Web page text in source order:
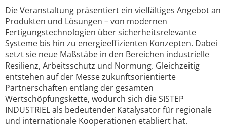
Die Veranstaltung präsentiert ein vielfältiges Angebot an
Produkten und Lösungen – von modernen
Fertigungstechnologien über sicherheitsrelevante
Systeme bis hin zu energieeffizienten Konzepten. Dabei
setzt sie neue Maßstäbe in den Bereichen industrielle
Resilienz, Arbeitsschutz und Normung. Gleichzeitig
entstehen auf der Messe zukunftsorientierte
Partnerschaften entlang der gesamten
Wertschöpfungskette, wodurch sich die SISTEP
INDUSTRIEL als bedeutender Katalysator für regionale
und internationale Kooperationen etabliert hat.